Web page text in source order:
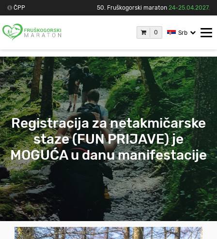
ČPP 50. Fruškogorski maraton 24-25.04.2027.
0 Srb
Registracija za netakmičarske
staze (FUN PRIJAVE) je
MOGUĆA u danu manifestacije